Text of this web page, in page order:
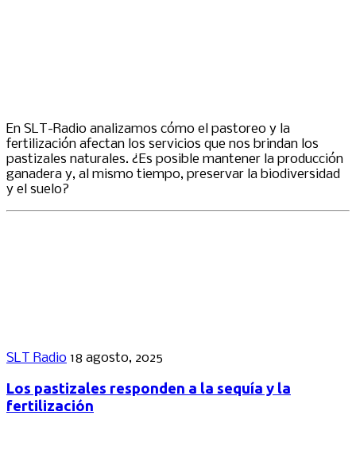
En SLT-Radio analizamos cómo el pastoreo y la
fertilización afectan los servicios que nos brindan los
pastizales naturales. ¿Es posible mantener la producción
ganadera y, al mismo tiempo, preservar la biodiversidad
y el suelo?
SLT Radio 18 agosto, 2025
Los pastizales responden a la sequía y la
fertilización